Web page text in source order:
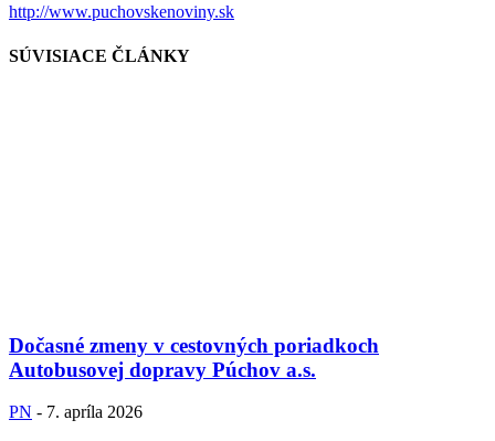
http://www.puchovskenoviny.sk
SÚVISIACE ČLÁNKY
Dočasné zmeny v cestovných poriadkoch
Autobusovej dopravy Púchov a.s.
PN - 7. apríla 2026